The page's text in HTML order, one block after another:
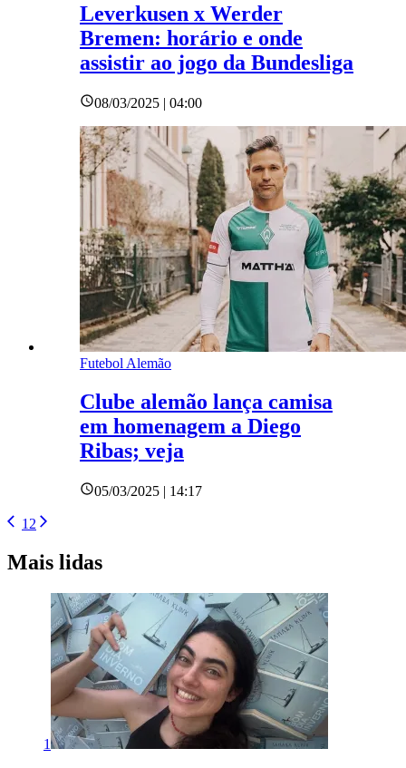
Leverkusen x Werder
Bremen: horário e onde
assistir ao jogo da Bundesliga
08/03/2025 | 04:00
Futebol Alemão
Clube alemão lança camisa
em homenagem a Diego
Ribas; veja
05/03/2025 | 14:17
1 2
Mais lidas
1